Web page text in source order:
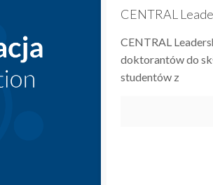
CENTRAL
CENTRAL
doktorantów do
studentów z